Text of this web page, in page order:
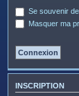
Se souvenir
Masquer ma
INSCRIPTION